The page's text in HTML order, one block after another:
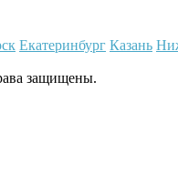
Екатеринбург Казань
защищены.